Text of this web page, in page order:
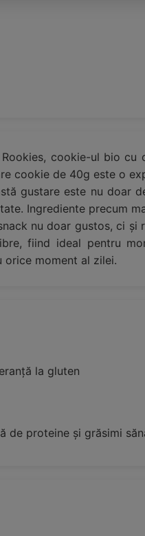
cookie-ul bio
cookie de 40g este o
gustare este nu
Ingrediente precum
nu doar gustos, ci
fiind ideal pentru
orice moment al zilei.
la gluten
de proteine și grăsimi